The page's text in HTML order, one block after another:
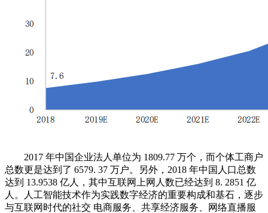
2017 年中国企业法人单位为 1809.77 万个，而个体工商户
总数更是达到了 6579. 37 万户。另外，2018 年中国人口总数
达到 13.9538 亿人，其中互联网上网人数已经达到 8. 2851 亿
人。人工智能技术作为实践数字经济的重要构成和基石，逐步
与互联网时代的社交 电商服务、共享经济服务、网络直播服